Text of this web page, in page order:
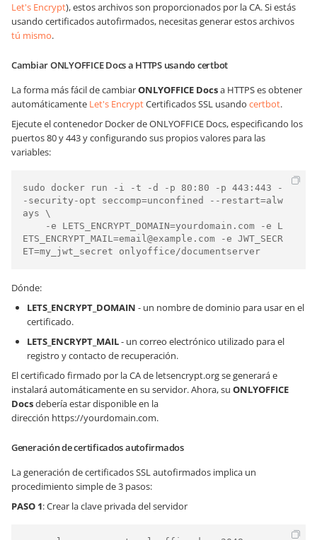
Let's Encrypt), estos archivos son proporcionados por la CA. Si estás
usando certificados autofirmados, necesitas generar estos archivos
tú mismo.
Cambiar ONLYOFFICE Docs a HTTPS usando certbot
La forma más fácil de cambiarONLYOFFICE Docsa HTTPS es obtener
automáticamente Let's EncryptCertificados SSL usando certbot.
Ejecute el contenedor Docker de ONLYOFFICE Docs, especificando los
puertos 80 y 443 y configurando sus propios valores para las
variables:
sudo docker run -i -t -d -p 80:80 -p 443:443 -
-security-opt seccomp=unconfined --restart=alw
ays \
ETS_ENCRYPT_MAIL=email@example.com -e JWT_SECR
Dónde:
LETS_ENCRYPT_DOMAIN - un nombre de dominio para usar en el
certificado.
LETS_ENCRYPT_MAIL- un correo electrónico utilizado para el
registro y contacto de recuperación.
El certificado firmado por la CA de letsencrypt.org se generará e
instalará automáticamente en su servidor. Ahora, su ONLYOFFICE
Docsdebería estar disponible en la
dirección https://yourdomain.com.
Generación de certificados autofirmados
La generación de certificados SSL autofirmados implica un
procedimiento simple de 3 pasos:
PASO 1: Crear la clave privada del servidor